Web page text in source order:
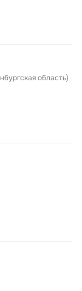
область)